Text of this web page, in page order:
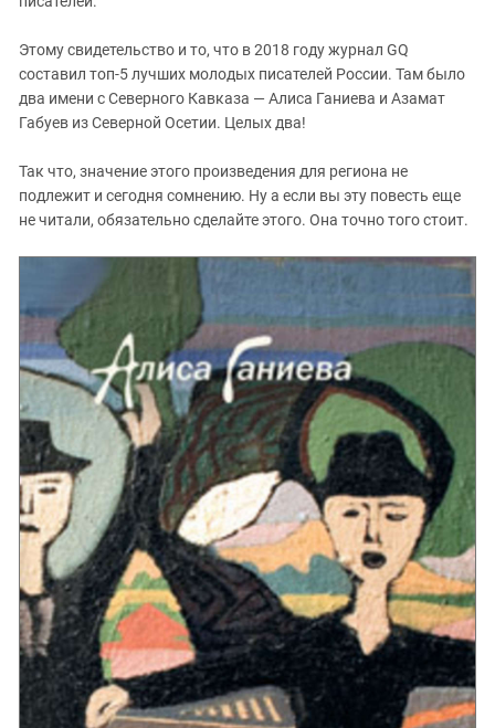
Этому свидетельство и то, что в 2018 году журнал GQ
составил топ-5 лучших молодых писателей России. Там было
два имени с Северного Кавказа — Алиса Ганиева и Азамат
Габуев из Северной Осетии. Целых два!
Так что, значение этого произведения для региона не
подлежит и сегодня сомнению. Ну а если вы эту повесть еще
не читали, обязательно сделайте этого. Она точно того стоит.